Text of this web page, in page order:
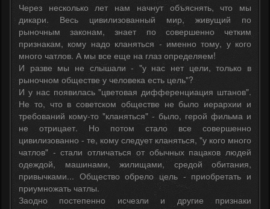
Через несколько лет нам начнут объяснять, что мы
дикари. Весь цивилизованный мир, живущий по
рыночным законам, знает по совершенно четким
признакам, кому надо кланяться - именно тому, у кого
много чатлов. А мы все еще на глаз определяем!
И разве мы не слышали - "у нас нет цели, только в
рыночном обществе у человека есть цель"?
И у нас появилась "цветовая дифференциация штанов".
Не то, что в советском обществе не было иерархии и
требований кому-то "кланяться" - было, герой фильма и
не отрицает. Но потом стало все совершенно
цивилизованно - те, кому следует кланяться, "у кого много
чатлов" - стали отличаться от обычных пацаков людей
одеждой, машинами, жилищами, средой обитания,
привычками... Общество обрело цель - приобретать и
приумножать чатлы.
Заодно постепенно исчезли и другие признаки